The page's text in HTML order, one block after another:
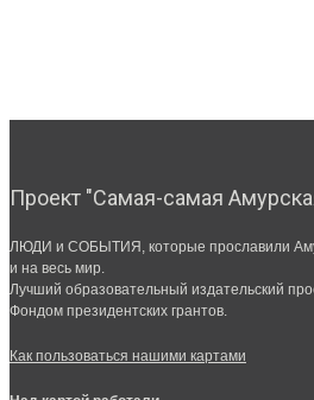
Проект "Самая-самая
ЛЮДИ и СОБЫТИЯ, которые прославили
и на весь мир.
Лучший образовательный издательский
Фондом президентских грантов.
Как пользоваться нашими картами